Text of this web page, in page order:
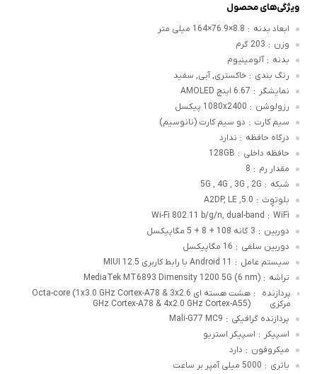
ویژگی‌های محصول
ابعاد بدنه : 8.8×76.9×164 میلی متر
وزن : 203 گرم
بدنه : آلومینیوم
رنگ بندی : خاکستری, آبی, سفید
نمایشگر : 6.67 اینچ AMOLED
رزولوشن : 1080x2400 پیکسل
سیم کارت : دو سیم کارت (نانوسیم)
درگاه حافظه : ندارد
حافظه داخلی :
128GB
مقدار رم :
8
شبکه :
5G , 4G , 3G , 2G
بلوتوٍث :
5.0, A2DP, LE
WiFi
:
Wi-Fi 802.11 b/g/n, dual-band
دوربین : 3 گانه 108 + 8 + 5 مگاپیکسل
دوربین سلفی : 16 مگاپیکسل
سیستم عامل : Android 11 با رابط کاربری MIUI 12.5
تراشه :
MediaTek MT6893 Dimensity 1200 5G (6 nm)
پردازنده
مرکزی
:
هشت هسته ای Octa-core (1x3.0 GHz Cortex-A78 & 3x2.6
GHz Cortex-A78 & 4x2.0 GHz Cortex-A55)
پردازنده گرافیکی :
Mali-G77 MC9
اسپیکر : اسپیکر استریو
میکروفون : دارد
باتری : 5000 میلی آمپر بر ساعت